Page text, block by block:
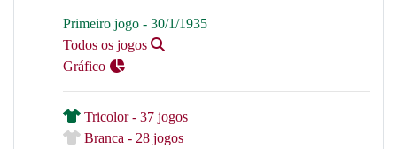
Primeiro jogo - 30/1/1935
Todos os jogos
Gráfico
Tricolor - 37 jogos
Branca - 28 jogos